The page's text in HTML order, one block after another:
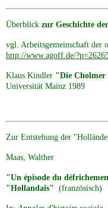
Überblick zur Geschichte
vgl. Arbeitsgemeinschaft der
http://www.agoff.de/
Klaus Kindler "Die Cholmer
Universität Mainz 1989
Zur Entstehung der
Maas, Walther
"Un épisode du
"Hollandais" (französisch)